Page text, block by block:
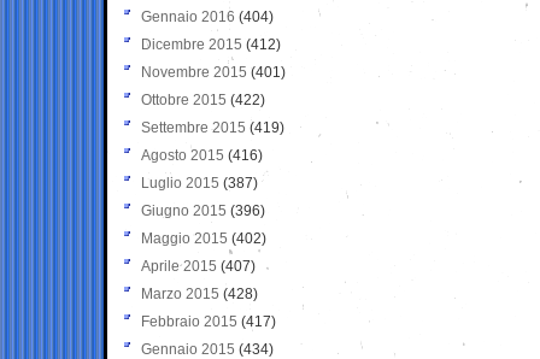
Gennaio 2016 (404)
Dicembre 2015 (412)
Novembre 2015 (401)
Ottobre 2015 (422)
Settembre 2015 (419)
Agosto 2015 (416)
Luglio 2015 (387)
Giugno 2015 (396)
Maggio 2015 (402)
Aprile 2015 (407)
Marzo 2015 (428)
Febbraio 2015 (417)
Gennaio 2015 (434)